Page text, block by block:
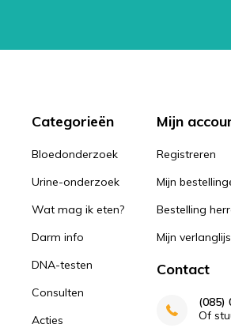
Categorieën
Bloedonderzoek
Urine-onderzoek
Wat mag ik eten?
Darm info
DNA-testen
Consulten
Acties
Mijn
Registreren
Mijn
Bestelling
Mijn
Contact
(085)
Of